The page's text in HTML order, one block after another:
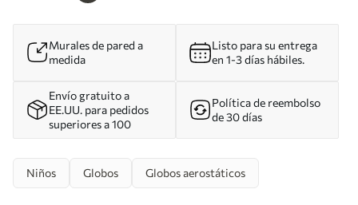
Murales de pared a
medida
Listo para su entrega
en 1-3 días hábiles.
Envío gratuito a
EE.UU. para pedidos
superiores a 100
Política de reembolso
de 30 días
Niños Globos Globos aerostáticos